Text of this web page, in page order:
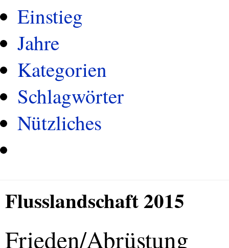
Einstieg
Jahre
Kategorien
Schlagwörter
Nützliches
Flusslandschaft 2015
Frieden/Abrüstung